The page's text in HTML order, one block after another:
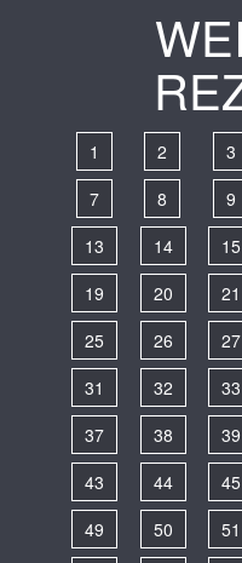
1 2 3
7
8 9
13
14 15
19
20 21
25
26 27
31
32 33
37
38 39
43
44 45
49
50 51